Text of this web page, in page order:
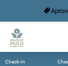
Check-In